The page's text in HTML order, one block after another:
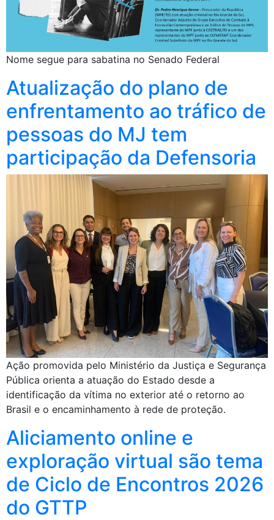
Nome segue para sabatina no Senado Federal
Atualização do plano de
enfrentamento ao tráfico de
pessoas do MJ tem
participação da Defensoria
Ação promovida pelo Ministério da Justiça e Segurança
Pública orienta a atuação do Estado desde a
identificação da vítima no exterior até o retorno ao
Brasil e o encaminhamento à rede de proteção.
Aliciamento online e
exploração virtual são tema
de Ciclo de Encontros 2026
do GTTP